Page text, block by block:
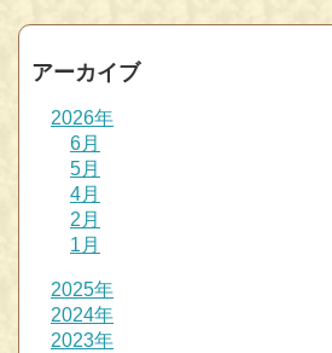
アーカイブ
2026年
6月
5月
4月
2月
1月
2025年
2024年
2023年